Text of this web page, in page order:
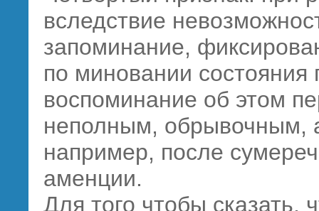
вследствие
запоминание,
по миновании состояния
воспоминание об этом
неполным, обрывочным, а
например, после
аменции.
Для того чтобы сказать,